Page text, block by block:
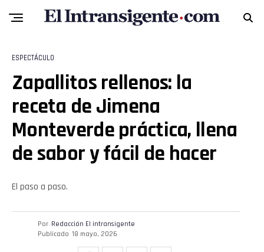
ESPECTÁCULO
Zapallitos rellenos: la
receta de Jimena
Monteverde práctica, llena
de sabor y fácil de hacer
El paso a paso.
Por Redacción El intransigente
Publicado 18 mayo, 2026
Email